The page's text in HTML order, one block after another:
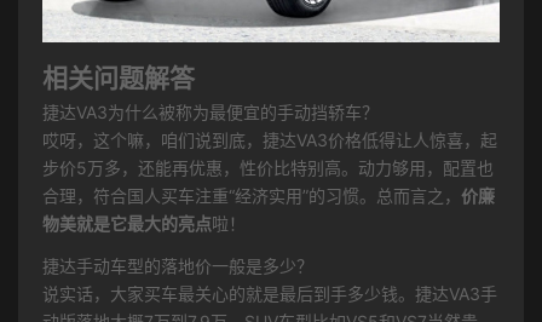
相关问题解答
捷达VA3为什么被称为最便宜的手动挡轿车？
哎呀，这个嘛，咱们说到底，捷达VA3价格低得让人惊喜，起
步价5万多，还能再优惠，性价比特别高。动力够用，配置也
合理，符合国人买车注重“经济实用”的习惯。总而言之， 价廉
物美就是它最大的亮点 啦！
捷达手动车型的落地价一般是多少？
说实话，大家买车最关心的就是最后到手多少钱。捷达VA3手